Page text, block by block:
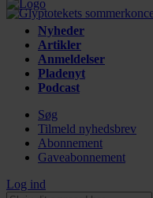
Nyheder
Artikler
Anmeldelser
Pladenyt
Podcast
Søg
Tilmeld nyhedsbrev
Abonnement
Gaveabonnement
Log ind